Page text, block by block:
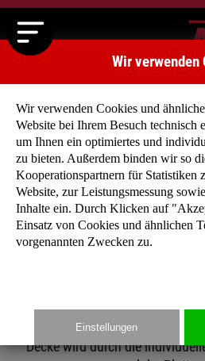
Startseite » Produkte »
ARGISOL®-Eurorip-
Eurorip-Deckenelementen um
einer Rippendecke nach DIN
Decke wird durch die
Wir verwenden
Wir verwenden Cookies und
Website bei Ihrem Besuch
um Ihnen ein optimiertes und
zu bieten. Außerdem binden wir so
Kooperationspartnern für Statistiken
Website, zur Leistungsmessung
Inhalte ein. Durch Klicken auf
Einsatz von Cookies und ähnlichen
vorgenannten Zwecken zu.
Einstellungen